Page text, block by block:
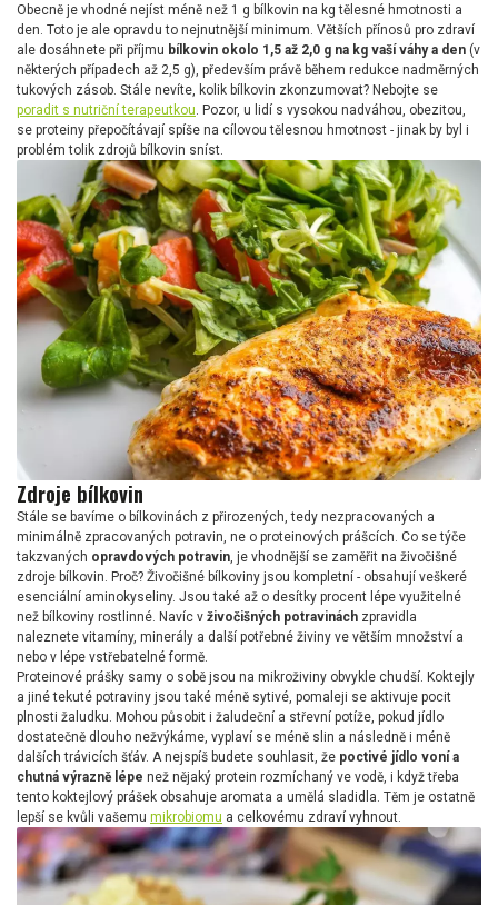
Obecně je vhodné nejíst méně než 1 g bílkovin na kg tělesné hmotnosti a
den. Toto je ale opravdu to nejnutnější minimum. Větších přínosů pro zdraví
ale dosáhnete při příjmu bílkovin okolo 1,5 až 2,0 g na kg vaší váhy a den (v
některých případech až 2,5 g), především právě během redukce nadměrných
tukových zásob. Stále nevíte, kolik bílkovin zkonzumovat? Nebojte se
poradit s nutriční terapeutkou. Pozor, u lidí s vysokou nadváhou, obezitou,
se proteiny přepočítávají spíše na cílovou tělesnou hmotnost - jinak by byl i
problém tolik zdrojů bílkovin sníst.
Zdroje bílkovin
Stále se bavíme o bílkovinách z přirozených, tedy nezpracovaných a
minimálně zpracovaných potravin, ne o proteinových prášcích. Co se týče
takzvaných opravdových potravin , je vhodnější se zaměřit na živočišné
zdroje bílkovin. Proč? Živočišné bílkoviny jsou kompletní - obsahují veškeré
esenciální aminokyseliny. Jsou také až o desítky procent lépe využitelné
než bílkoviny rostlinné. Navíc v živočišných potravinách zpravidla
naleznete vitamíny, minerály a další potřebné živiny ve větším množství a
nebo v lépe vstřebatelné formě.
Proteinové prášky samy o sobě jsou na mikroživiny obvykle chudší. Koktejly
a jiné tekuté potraviny jsou také méně sytivé, pomaleji se aktivuje pocit
plnosti žaludku. Mohou působit i žaludeční a střevní potíže, pokud jídlo
dostatečně dlouho nežvýkáme, vyplaví se méně slin a následně i méně
dalších trávicích šťáv. A nejspíš budete souhlasit, že poctivé jídlo voní a
chutná výrazně lépe než nějaký protein rozmíchaný ve vodě, i když třeba
tento koktejlový prášek obsahuje aromata a umělá sladidla. Těm je ostatně
lepší se kvůli vašemu mikrobiomu a celkovému zdraví vyhnout.